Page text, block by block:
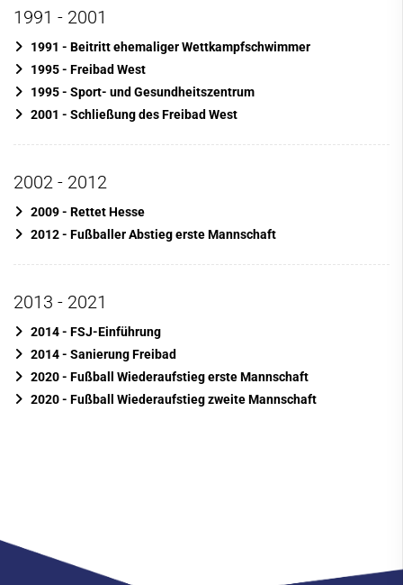
1991 - 2001
1991 - Beitritt ehemaliger Wettkampfschwimmer
1995 - Freibad West
1995 - Sport- und Gesundheitszentrum
2001 - Schließung des Freibad West
2002 - 2012
2009 - Rettet Hesse
2012 - Fußballer Abstieg erste Mannschaft
2013 - 2021
2014 - FSJ-Einführung
2014 - Sanierung Freibad
2020 - Fußball Wiederaufstieg erste Mannschaft
2020 - Fußball Wiederaufstieg zweite Mannschaft